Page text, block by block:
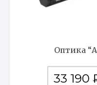
Оптика
33 190